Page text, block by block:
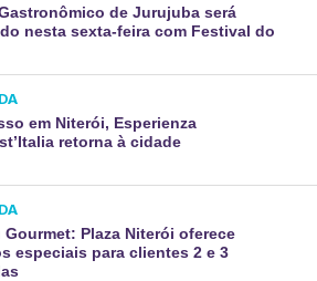
de Jurujuba será
nesta sexta-feira com Festival do
em Niterói, Esperienza
retorna à cidade
Gourmet: Plaza Niterói oferece
especiais para clientes 2 e 3